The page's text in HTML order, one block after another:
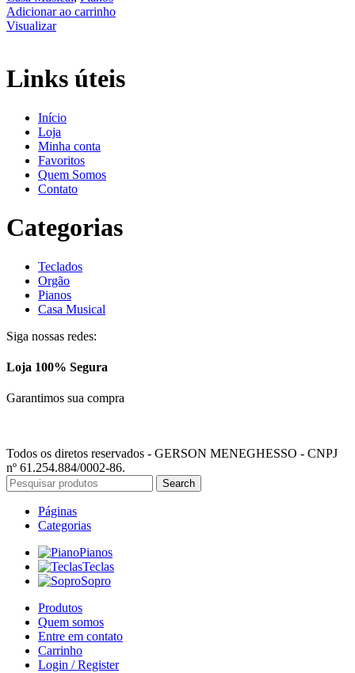
Adicionar ao carrinho
Visualizar
Links úteis
Início
Loja
Minha conta
Favoritos
Quem Somos
Contato
Categorias
Teclados
Orgão
Pianos
Casa Musical
Siga nossas redes:
Loja 100% Segura
Garantimos sua compra
Todos os diretos reservados - GERSON MENEGHESSO - CNPJ
nº 61.254.884/0002-86.
Search
Páginas
Categorias
Pianos
Teclas
Sopro
Produtos
Quem somos
Entre em contato
Carrinho
Login / Register